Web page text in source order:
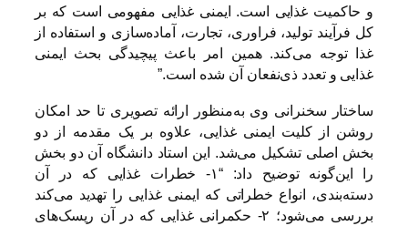
و حاکمیت غذایی است. ایمنی غذایی مفهومی است که بر
کل فرآیند تولید، فراوری، تجارت، آماده‌سازی و استفاده از
غذا توجه می‌کند. همین امر باعث پیچیدگی بحث ایمنی
غذایی و تعدد ذی‌نفعان آن شده است.”
ساختار سخنرانی وی به‌منظور ارائه تصویری تا حد امکان
روشن از کلیت ایمنی غذایی، علاوه بر یک مقدمه از دو
بخش اصلی تشکیل می‌شد. این استاد دانشگاه آن دو بخش
را این‌گونه توضیح داد: “۱- خطرات غذایی که در آن
دسته‌بندی، انواع خطراتی که ایمنی غذایی را تهدید می‌کند
بررسی می‌شود؛ ۲- حکمرانی غذایی که در آن ریسک‌های